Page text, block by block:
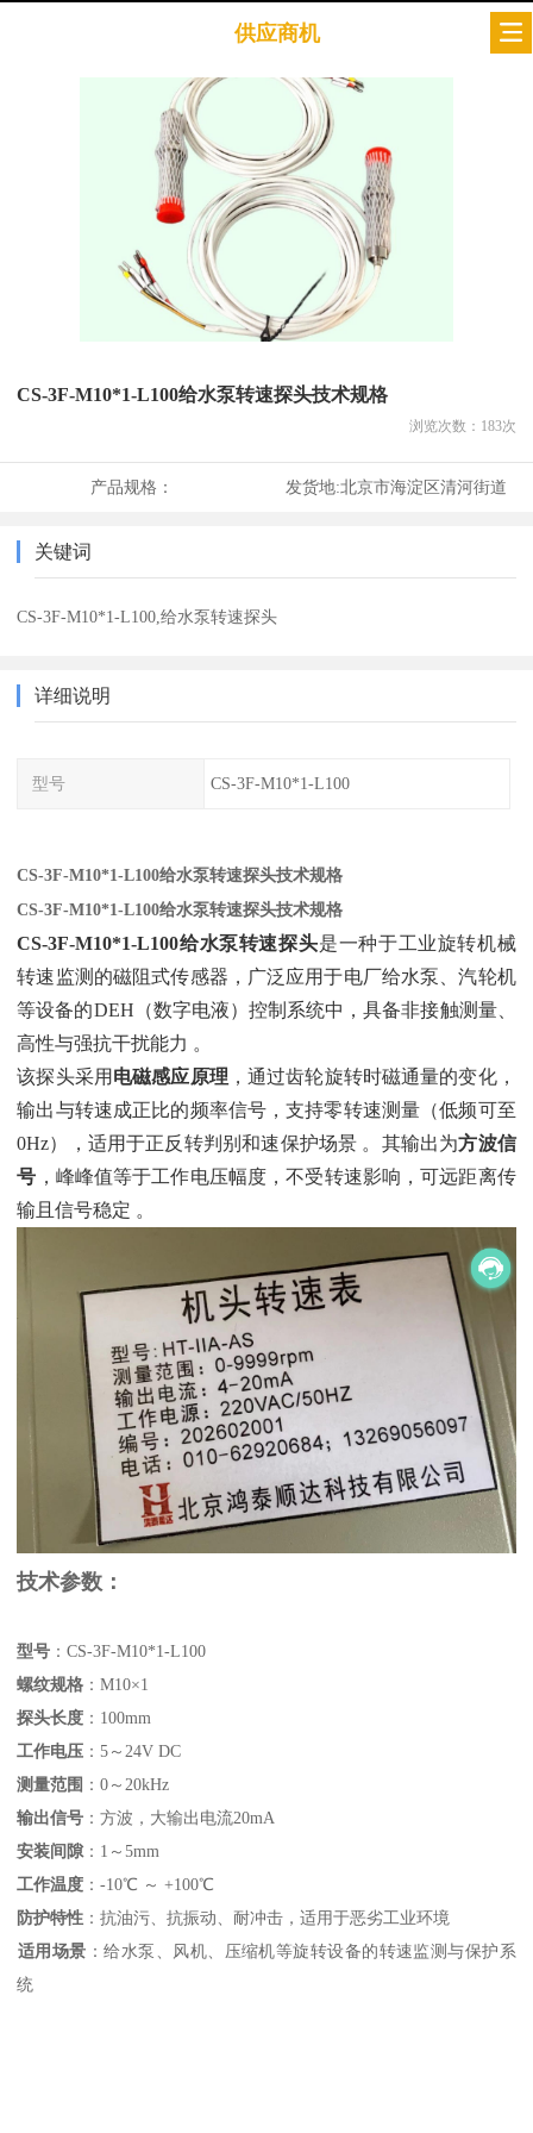
供应商机
CS-3F-M10*1-L100给水泵转速探头技术规格
浏览次数： 183次
产品规格： 发货地:北京市海淀区清河街道
关键词
CS-3F-M10*1-L100,给水泵转速探头
详细说明
型号 CS-3F-M10*1-L100
CS-3F-M10*1-L100给水泵转速探头技术规格
CS-3F-M10*1-L100给水泵转速探头技术规格
CS-3F-M10*1-L100给水泵转速探头‌是一种于工业旋转机械
转速监测的磁阻式传感器，广泛应用于电厂给水泵、汽轮机
等设备的DEH（数字电液）控制系统中，具备非接触测量、
高性与强抗干扰能力 。
该探头采用‌ 电磁感应原理 ‌，通过齿轮旋转时磁通量的变化，
输出与转速成正比的频率信号，支持零转速测量（低频可至
0Hz），适用于正反转判别和速保护场景 。其输出为‌方波信
号 ‌，峰峰值等于工作电压幅度，不受转速影响，可远距离传
输且信号稳定 。
技术参数：
型号 ‌：CS-3F-M10*1-L100
螺纹规格 ‌：M10×1
探头长度 ‌：100mm
工作电压 ‌：5～24V DC
测量范围 ‌：0～20kHz
输出信号 ‌：方波，大输出电流20mA
安装间隙 ‌：1～5mm
工作温度 ‌：-10℃ ～ +100℃
防护特性 ‌：抗油污、抗振动、耐冲击，适用于恶劣工业环境
适用场景 ‌：给水泵、风机、压缩机等旋转设备的转速监测与保护系
统